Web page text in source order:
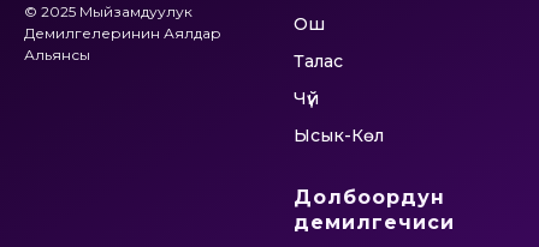
© 2025 Мыйзамдуулук
Демилгелеринин Аялдар
Альянсы
Ош
Талас
Чүй
Ысык-Көл
Долбоордун
демилгечиси